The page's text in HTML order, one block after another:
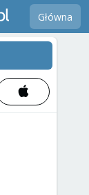
Główna